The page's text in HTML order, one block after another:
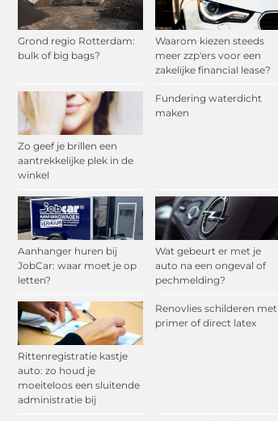
Grond regio Rotterdam:
bulk of big bags?
Waarom kiezen steeds
meer zzp'ers voor een
zakelijke financial lease?
Zo geef je brillen een
aantrekkelijke plek in de
winkel
Fundering waterdicht
maken
Aanhanger huren bij
JobCar: waar moet je op
letten?
Wat gebeurt er met je
auto na een ongeval of
pechmelding?
Rittenregistratie kastje
auto: zo houd je
moeiteloos een sluitende
administratie bij
Renovlies schilderen met
primer of direct latex